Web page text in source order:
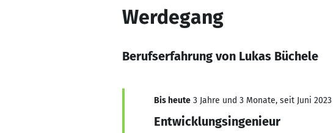
Werdegang
Berufserfahrung von Lukas Büchele
Bis heute 3 Jahre und 3 Monate, seit Juni 2023
Entwicklungsingenieur